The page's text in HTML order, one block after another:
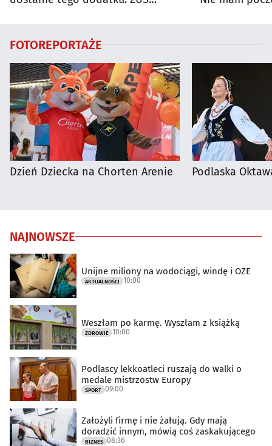
FOTOREPORTAŻE
Dzień Dziecka na Chorten Arenie Podlaska
NAJNOWSZE
Unijne miliony na wodociągi, windę i OZE
AKTUALNOŚCI 10:00
Weszłam po karmę. Wyszłam z książką
ZDROWIE 10:00
Podlascy lekkoatleci ruszają do walki o
medale mistrzostw Europy
SPORT 09:00
Założyli firmę i nie żałują. Gdy mają
doradzić innym, mówią coś zaskakującego
BIZNES 08:36